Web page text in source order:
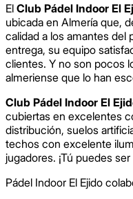
El Club Pádel Indoor El
ubicada en Almería que,
calidad a los amantes del
entrega, su equipo
clientes. Y no son pocos
almeriense que lo han
Club Pádel Indoor El
cubiertas en excelentes
distribución, suelos
techos con excelente
jugadores. ¡Tú puedes
Pádel Indoor El Ejido